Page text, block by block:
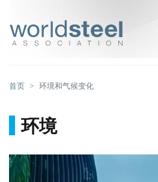
首页 环境和气候变化
环境